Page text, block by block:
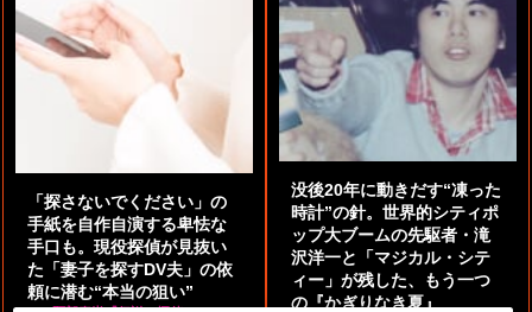
「探さないでください」の
手紙を自作自演する卑怯な
手口も。現役探偵が見抜い
た「妻子を探すDV夫」の依
頼に潜む“本当の狙い”
没後20年に動きだす“凍った
時計”の針。世界的シティポ
ップ大ブームの先駆者・滝
沢洋一と「マジカル・シテ
ィー」が残した、もう一つ
の『かぎりなき夏』